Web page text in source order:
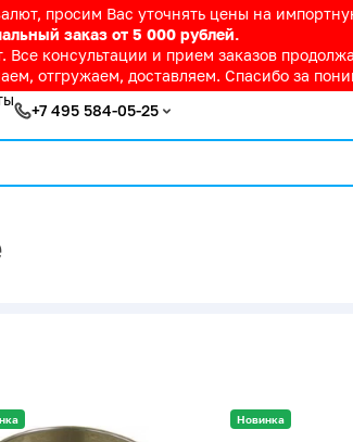
просим Вас уточнять цены на
заказ от 5 000 рублей.
консультации и прием заказов
отгружаем, доставляем. Спасибо за
+7 495 584-05-25
Новинка